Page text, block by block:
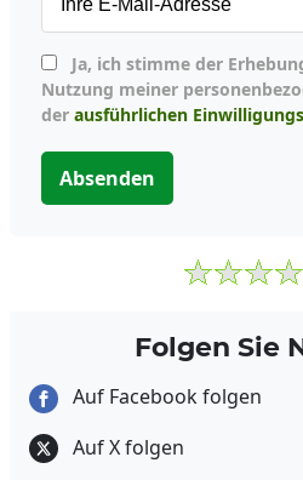
Nutzung meiner
der ausführlichen
Absenden
Folgen Sie
Auf Facebook folgen
Auf X folgen